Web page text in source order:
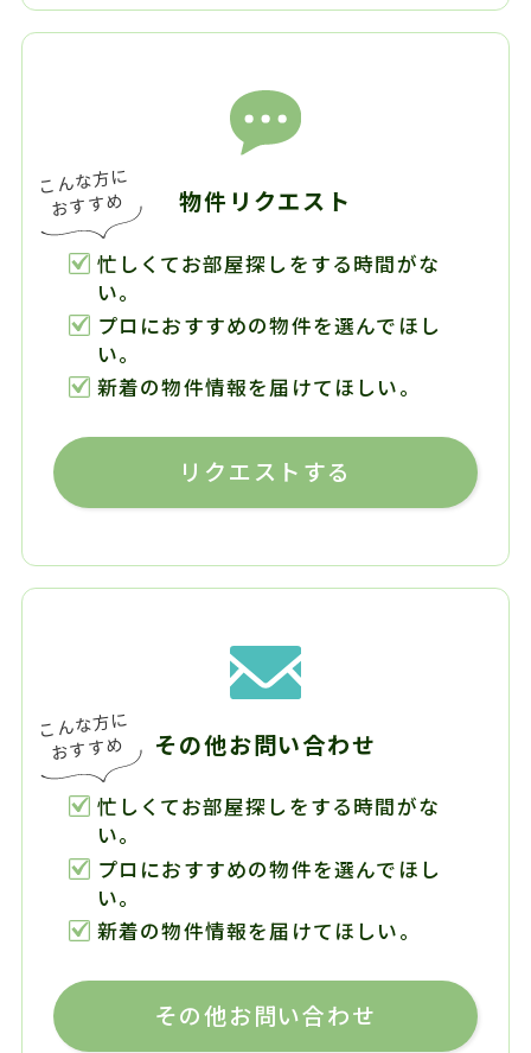
物件リクエスト
忙しくてお部屋探しをする時間がな
い。
プロにおすすめの物件を選んでほし
い。
新着の物件情報を届けてほしい。
リクエストする
その他お問い合わせ
忙しくてお部屋探しをする時間がな
い。
プロにおすすめの物件を選んでほし
い。
新着の物件情報を届けてほしい。
その他お問い合わせ